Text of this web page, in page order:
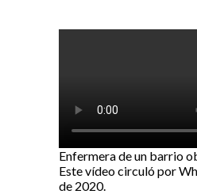
Enfermera de un barrio
Este vídeo circuló por
de 2020.